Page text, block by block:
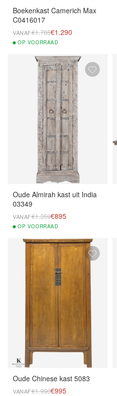
Boekenkast Camerich Max
C0416017
VANAF€1.785€1.290
OP VOORRAAD
Oude Almirah kast uit India
03349
VANAF€1.359€895
OP VOORRAAD
Oude Chinese kast 5083
VANAF€1.990€995